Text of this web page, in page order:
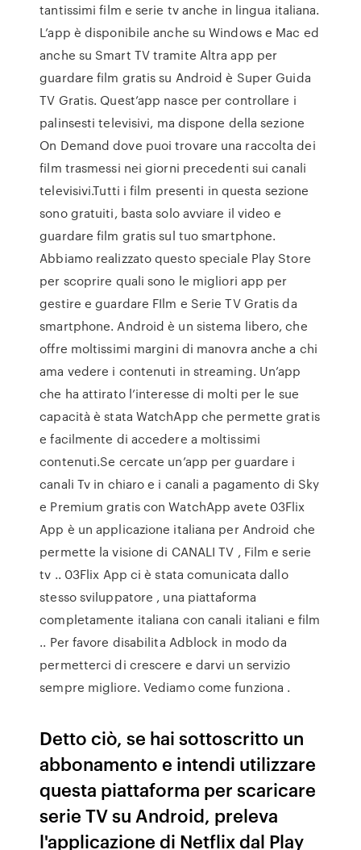
tantissimi film e serie tv anche in lingua italiana.
L’app è disponibile anche su Windows e Mac ed
anche su Smart TV tramite Altra app per
guardare film gratis su Android è Super Guida
TV Gratis. Quest’app nasce per controllare i
palinsesti televisivi, ma dispone della sezione
On Demand dove puoi trovare una raccolta dei
film trasmessi nei giorni precedenti sui canali
televisivi.Tutti i film presenti in questa sezione
sono gratuiti, basta solo avviare il video e
guardare film gratis sul tuo smartphone.
Abbiamo realizzato questo speciale Play Store
per scoprire quali sono le migliori app per
gestire e guardare FIlm e Serie TV Gratis da
smartphone. Android è un sistema libero, che
offre moltissimi margini di manovra anche a chi
ama vedere i contenuti in streaming. Un’app
che ha attirato l’interesse di molti per le sue
capacità è stata WatchApp che permette gratis
e facilmente di accedere a moltissimi
contenuti.Se cercate un’app per guardare i
canali Tv in chiaro e i canali a pagamento di Sky
e Premium gratis con WatchApp avete 03Flix
App è un applicazione italiana per Android che
permette la visione di CANALI TV , Film e serie
tv .. 03Flix App ci è stata comunicata dallo
stesso sviluppatore , una piattaforma
completamente italiana con canali italiani e film
.. Per favore disabilita Adblock in modo da
permetterci di crescere e darvi un servizio
sempre migliore. Vediamo come funziona .
Detto ciò, se hai sottoscritto un
abbonamento e intendi utilizzare
questa piattaforma per scaricare
serie TV su Android, preleva
l'applicazione di Netflix dal Play